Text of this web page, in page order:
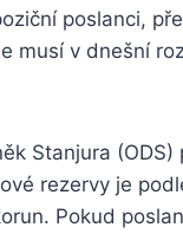
poslanci,
musí v dnešní
Stanjura
rezervy je
Pokud